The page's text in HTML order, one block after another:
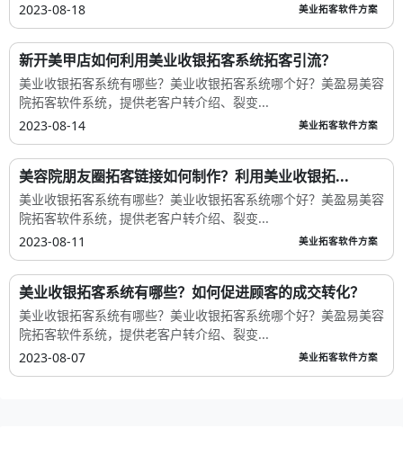
2023-08-18
美业拓客软件方案
新开美甲店如何利用美业收银拓客系统拓客引流？
美业收银拓客系统有哪些？美业收银拓客系统哪个好？美盈易美容
院拓客软件系统，提供老客户转介绍、裂变...
2023-08-14
美业拓客软件方案
美容院朋友圈拓客链接如何制作？利用美业收银拓...
美业收银拓客系统有哪些？美业收银拓客系统哪个好？美盈易美容
院拓客软件系统，提供老客户转介绍、裂变...
2023-08-11
美业拓客软件方案
美业收银拓客系统有哪些？如何促进顾客的成交转化？
美业收银拓客系统有哪些？美业收银拓客系统哪个好？美盈易美容
院拓客软件系统，提供老客户转介绍、裂变...
2023-08-07
美业拓客软件方案